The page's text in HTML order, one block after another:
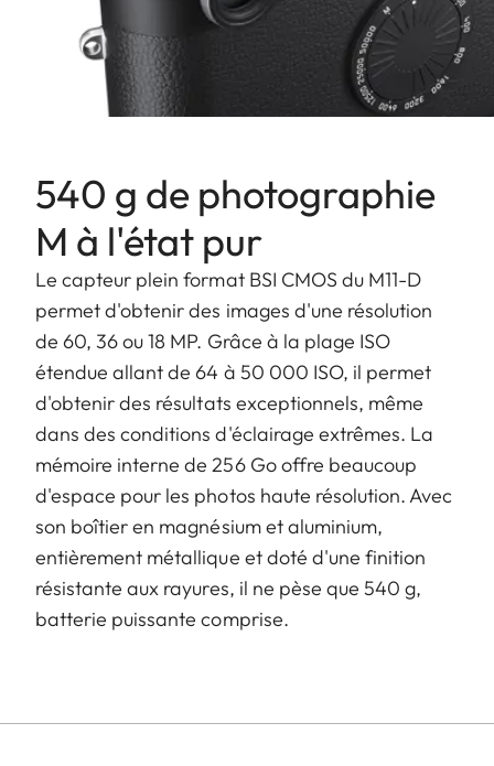
540 g de photographie
M à l'état pur
Le capteur plein format BSI CMOS du M11-D
permet d'obtenir des images d'une résolution
de 60, 36 ou 18 MP. Grâce à la plage ISO
étendue allant de 64 à 50 000 ISO, il permet
d'obtenir des résultats exceptionnels, même
dans des conditions d'éclairage extrêmes. La
mémoire interne de 256 Go offre beaucoup
d'espace pour les photos haute résolution. Avec
son boîtier en magnésium et aluminium,
entièrement métallique et doté d'une finition
résistante aux rayures, il ne pèse que 540 g,
batterie puissante comprise.